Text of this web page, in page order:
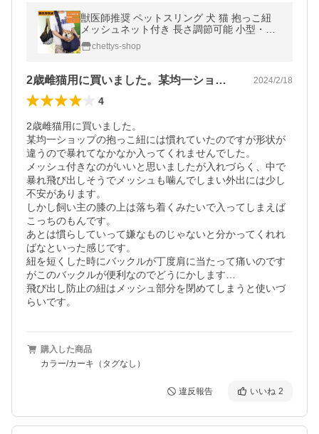
獣医師推奨 ペットスリング 犬 猫 抱っこ紐
メッシュネット付き 長さ調節可能 小型・中
型犬用
chettys-shop
2歳雌猫用に買いました。某均一ショップ… 2024/2/18
4
2歳雌猫用に買いました。
某均一ショップの抱っこ紐には慣れていたのですが形状が
違うので暴れてなかなか入ってくれませんでした。
メッシュ付きなのがいいと思いましたが入れづらく、中で
暴れ飛び出しそうでメッシュも噛んでしまい外出には少し
不安があります。
しかし飼い主の膝の上は落ち着くみたいで入ってしまえば
こっちのもんです。
あとは慣らしていって嫌なものじゃないと分かってくれれ
ばなといった感じです。
紐を短くした時にバックルが丁度肩に当たって痛いのです
がこのバックルが便利なのでどうにかします…
飛び出し防止の紐はメッシュ部分を閉めてしまうと使いづ
らいです。
購入した商品
カラー/カーキ（タグなし）
違反報告 いいね 2